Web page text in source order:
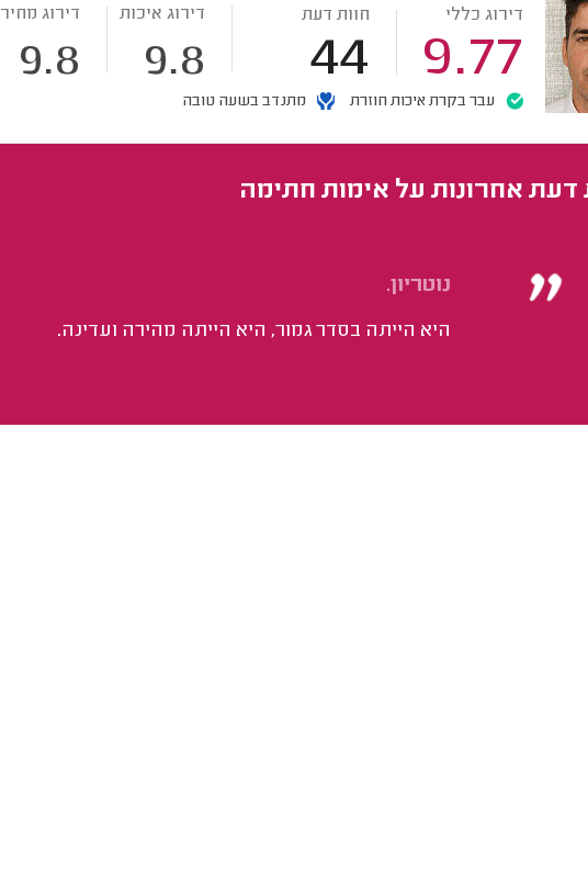
דירוג כללי
9.77
חוות דעת
44
דירוג איכות
9.8
דירוג מחיר
9.8
עבר בקרת איכות חוזרת מתנדב בשעה טובה
דעת אחרונות על אימות חתימה
נוטריון.
היא הייתה בסדר גמור, היא הייתה מהירה ועדינה.